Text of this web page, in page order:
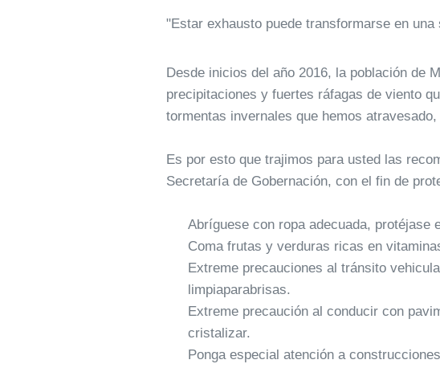
"Estar exhausto puede transformarse en
Desde inicios del año 2016, la población de
precipitaciones y fuertes ráfagas de viento
tormentas invernales que hemos
Es por esto que trajimos para usted las
Secretaría de Gobernación, con el fin de
Abríguese con ropa adecuada,
Coma frutas y verduras ricas en
Extreme precauciones al tránsito
limpiaparabrisas.
Extreme precaución al conducir con
cristalizar.
Ponga especial atención a